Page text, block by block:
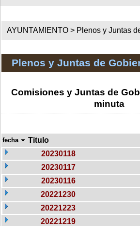
AYUNTAMIENTO > Plenos y Juntas
Plenos y Juntas de
Comisiones y Juntas de
minuta
fecha Titulo
20230118
20230117
20230116
20221230
20221223
20221219